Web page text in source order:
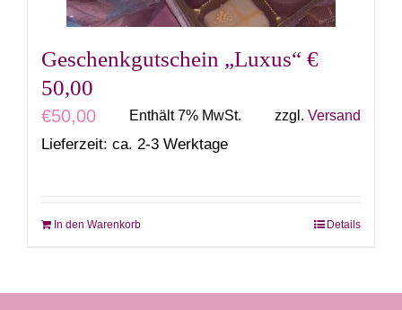
Geschenkgutschein „Luxus“ €
50,00
€50,00 Enthält 7% MwSt. zzgl. Versand
Lieferzeit: ca. 2-3 Werktage
In den Warenkorb Details